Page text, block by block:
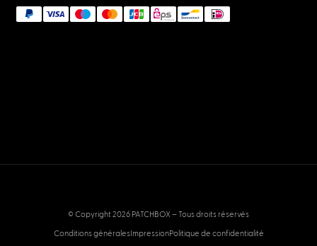
© Copyright 2026 PATCHBOX – Tous droits réservés
Conditions généralesImpressionPolitique de confidentialité